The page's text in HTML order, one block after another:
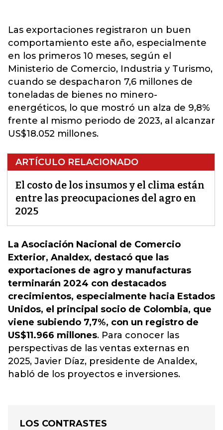
Las exportaciones registraron un buen
comportamiento este año, especialmente
en los primeros 10 meses, según el
Ministerio de Comercio, Industria y Turismo,
cuando se despacharon 7,6 millones de
toneladas de bienes no minero-
energéticos, lo que mostró un alza de 9,8%
frente al mismo periodo de 2023, al alcanzar
US$18.052 millones.
ARTÍCULO RELACIONADO
El costo de los insumos y el clima están
entre las preocupaciones del agro en
2025
La Asociación Nacional de Comercio
Exterior, Analdex, destacó que las
exportaciones de agro y manufacturas
terminarán 2024 con destacados
crecimientos, especialmente hacia Estados
Unidos, el principal socio de Colombia, que
viene subiendo 7,7%, con un registro de
US$11.966 millones. Para conocer las
perspectivas de las ventas externas en
2025, Javier Díaz, presidente de Analdex,
habló de los proyectos e inversiones.
LOS CONTRASTES